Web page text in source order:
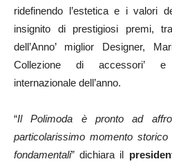
ridefinendo l’estetica e i valori
insignito di prestigiosi premi,
dell’Anno’ miglior Designer,
Collezione di accessori’ e
internazionale dell’anno.
“Il Polimoda è pronto ad
particolarissimo momento
fondamentali” dichiara il